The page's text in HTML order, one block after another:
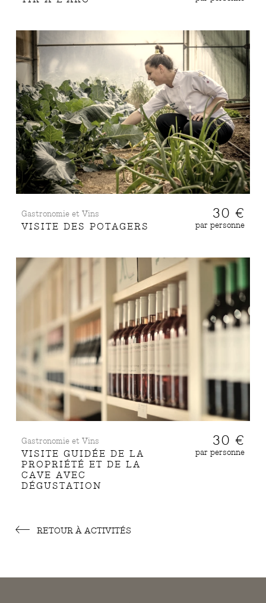
Gastronomie et Vins
VISITE DES POTAGERS
30 €
par personne
Gastronomie et Vins
VISITE GUIDÉE DE LA
PROPRIÉTÉ ET DE LA
CAVE AVEC
DÉGUSTATION
30 €
par personne
RETOUR À ACTIVITÉS